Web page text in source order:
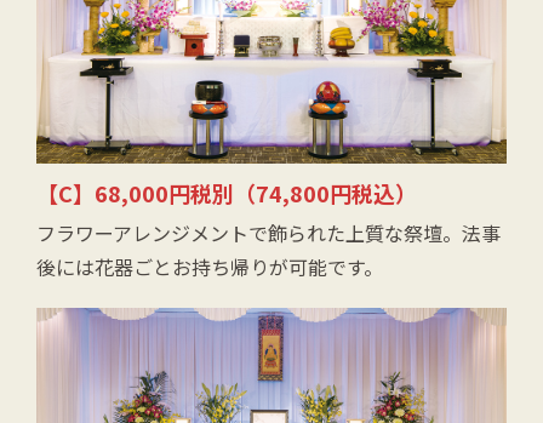
【C】68,000円税別（74,800円税込）
フラワーアレンジメントで飾られた上質な祭壇。法事
後には花器ごとお持ち帰りが可能です。